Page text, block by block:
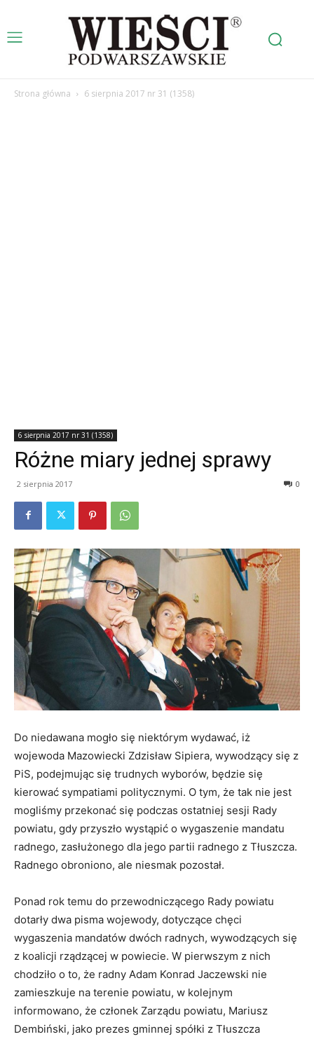
Strona główna 6 sierpnia 2017 nr 31 (1358)
6 sierpnia 2017 nr 31 (1358)
Różne miary jednej sprawy
2 sierpnia 2017 0
Do niedawana mogło się niektórym wydawać, iż
wojewoda Mazowiecki Zdzisław Sipiera, wywodzący się z
PiS, podejmując się trudnych wyborów, będzie się
kierować sympatiami politycznymi. O tym, że tak nie jest
mogliśmy przekonać się podczas ostatniej sesji Rady
powiatu, gdy przyszło wystąpić o wygaszenie mandatu
radnego, zasłużonego dla jego partii radnego z Tłuszcza.
Radnego obroniono, ale niesmak pozostał.
Ponad rok temu do przewodniczącego Rady powiatu
dotarły dwa pisma wojewody, dotyczące chęci
wygaszenia mandatów dwóch radnych, wywodzących się
z koalicji rządzącej w powiecie. W pierwszym z nich
chodziło o to, że radny Adam Konrad Jaczewski nie
zamieszkuje na terenie powiatu, w kolejnym
informowano, że członek Zarządu powiatu, Mariusz
Dembiński, jako prezes gminnej spółki z Tłuszcza